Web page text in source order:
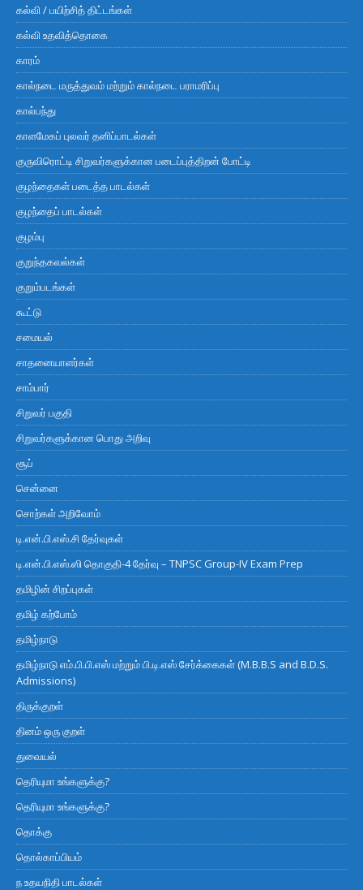
கல்வி / பயிற்சித் திட்டங்கள்
கல்வி உதவித்தொகை
காரம்
கால்நடை மருத்துவம் மற்றும் கால்நடை பராமரிப்பு
கால்பந்து
காளமேகப் புலவர் தனிப்பாடல்கள்
குருவிரொட்டி சிறுவர்களுக்கான படைப்புத்திறன் போட்டி
குழந்தைகள் படைத்த பாடல்கள்
குழந்தைப் பாடல்கள்
குழம்பு
குறுந்தகவல்கள்
குறும்படங்கள்
கூட்டு
சமையல்
சாதனையாளர்கள்
சாம்பார்
சிறுவர் பகுதி
சிறுவர்களுக்கான பொது அறிவு
சூப்
சென்னை
சொற்கள் அறிவோம்
டி.என்.பி.எஸ்.சி தேர்வுகள்
டி.என்.பி.எஸ்.ஸி தொகுதி-4 தேர்வு – TNPSC Group-IV Exam Prep
தமிழின் சிறப்புகள்
தமிழ் கற்போம்
தமிழ்நாடு
தமிழ்நாடு எம்.பி.பி.எஸ் மற்றும் பி.டி.எஸ் சேர்க்கைகள் (M.B.B.S and B.D.S.
Admissions)
திருக்குறள்
தினம் ஒரு குறள்
துவையல்
தெரியுமா உங்களுக்கு?
தெரியுமா உங்களுக்கு?
தொக்கு
தொல்காப்பியம்
ந உதயநிதி பாடல்கள்